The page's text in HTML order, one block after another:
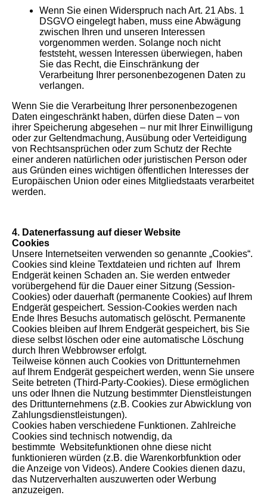
Wenn Sie einen Widerspruch nach Art. 21 Abs. 1
DSGVO eingelegt haben, muss eine Abwägung
zwischen Ihren und unseren Interessen
vorgenommen werden. Solange noch nicht
feststeht, wessen Interessen überwiegen, haben
Sie das Recht, die Einschränkung der
Verarbeitung Ihrer personenbezogenen Daten zu
verlangen.
Wenn Sie die Verarbeitung Ihrer personenbezogenen
Daten eingeschränkt haben, dürfen diese Daten – von
ihrer Speicherung abgesehen – nur mit Ihrer Einwilligung
oder zur Geltendmachung, Ausübung oder Verteidigung
von Rechtsansprüchen oder zum Schutz der Rechte
einer anderen natürlichen oder juristischen Person oder
aus Gründen eines wichtigen öffentlichen Interesses der
Europäischen Union oder eines Mitgliedstaats verarbeitet
werden.
4. Datenerfassung auf dieser Website
Cookies
Unsere Internetseiten verwenden so genannte „Cookies“.
Cookies sind kleine Textdateien und richten auf Ihrem
Endgerät keinen Schaden an. Sie werden entweder
vorübergehend für die Dauer einer Sitzung (Session-
Cookies) oder dauerhaft (permanente Cookies) auf Ihrem
Endgerät gespeichert. Session-Cookies werden nach
Ende Ihres Besuchs automatisch gelöscht. Permanente
Cookies bleiben auf Ihrem Endgerät gespeichert, bis Sie
diese selbst löschen oder eine automatische Löschung
durch Ihren Webbrowser erfolgt.
Teilweise können auch Cookies von Drittunternehmen
auf Ihrem Endgerät gespeichert werden, wenn Sie unsere
Seite betreten (Third-Party-Cookies). Diese ermöglichen
uns oder Ihnen die Nutzung bestimmter Dienstleistungen
des Drittunternehmens (z.B. Cookies zur Abwicklung von
Zahlungsdienstleistungen).
Cookies haben verschiedene Funktionen. Zahlreiche
Cookies sind technisch notwendig, da
bestimmte Websitefunktionen ohne diese nicht
funktionieren würden (z.B. die Warenkorbfunktion oder
die Anzeige von Videos). Andere Cookies dienen dazu,
das Nutzerverhalten auszuwerten oder Werbung
anzuzeigen.